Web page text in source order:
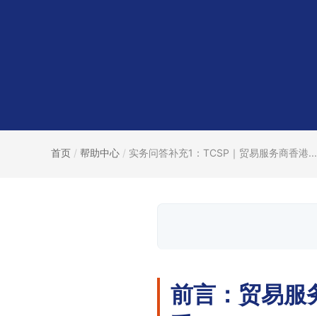
首页 / 帮助中心 / 实务问答补充1：TCSP｜贸易服务商香港...
前言：贸易服